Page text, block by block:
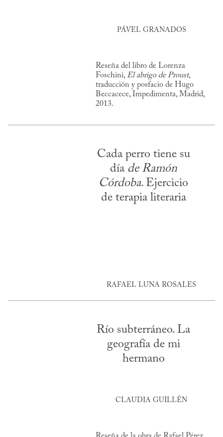
PÁVEL GRANADOS
Reseña del libro de Lorenza
Foschini, El abrigo de Proust,
traducción y posfacio de Hugo
Beccacece, Impedimenta, Madrid,
2013.
Cada perro tiene su
día de Ramón
Córdoba. Ejercicio
de terapia literaria
RAFAEL LUNA ROSALES
Río subterráneo. La
geografía de mi
hermano
CLAUDIA GUILLÉN